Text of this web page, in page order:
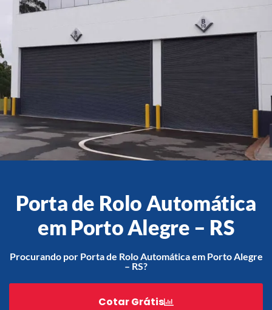
Automatizadores
Acessórios Para Portas de
Enrolar
Pintura eletrostática
Portfólio
Contato
Acessórios
Portão de Garagem de
Enrolar em Teresópolis – RJ
Portão de Garagem de
Enrolar em São Pedro da
Aldeia – RJ
Porta de Rolo Automática
em Porto Alegre – RS
Procurando por Porta de Rolo Automática em Porto Alegre
– RS?
Cotar Grátis